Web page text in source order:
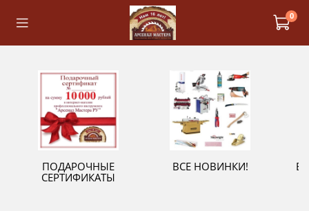
0
ПОДАРОЧНЫЕ
СЕРТИФИКАТЫ
ВСЕ НОВИНКИ!